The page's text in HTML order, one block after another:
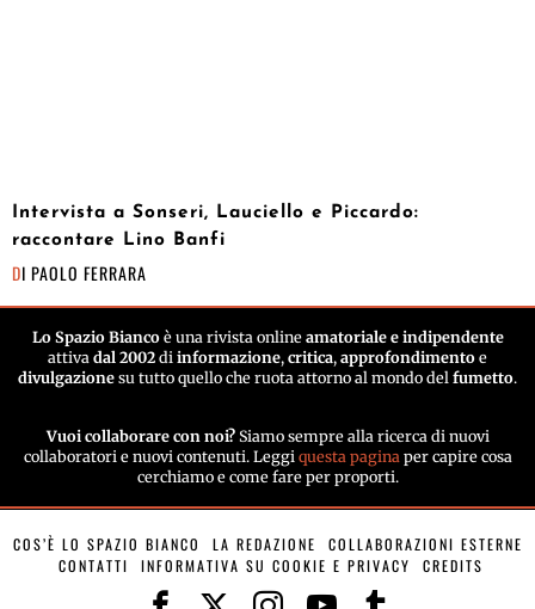
Intervista a Sonseri, Lauciello e Piccardo:
raccontare Lino Banfi
DI PAOLO FERRARA
Lo Spazio Biancoè una rivista online amatoriale e indipendente
attiva dal 2002 di informazione, critica, approfondimento e
divulgazione su tutto quello che ruota attorno al mondo del fumetto.
Vuoi collaborare con noi? Siamo sempre alla ricerca di nuovi
collaboratori e nuovi contenuti. Leggi questa paginaper capire cosa
cerchiamo e come fare per proporti.
COS’È LO SPAZIO BIANCO LA REDAZIONE
COLLABORAZIONI ESTERNE
CONTATTI
INFORMATIVA SU COOKIE E PRIVACY CREDITS